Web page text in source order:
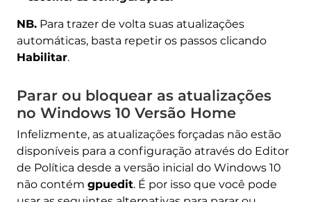
NB.Para trazer de volta suas atualizações
automáticas, basta repetir os passos clicando
Habilitar.
Parar ou bloquear as atualizações
no Windows 10 Versão Home
Infelizmente, as atualizações forçadas não estão
disponíveis para a configuração através do Editor
de Política desde a versão inicial do Windows 10
não contém gpuedit. É por isso que você pode